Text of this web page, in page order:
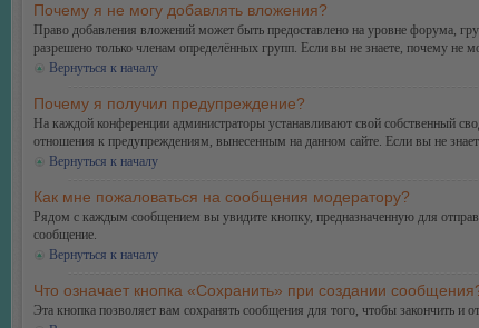
Почему я не могу добавлять вложения?
Право добавления вложений может быть предоставлено на уровне форума,
разрешено только членам определённых групп. Если вы не знаете, почему не
Вернуться к началу
Почему я получил предупреждение?
На каждой конференции администраторы устанавливают свой собственный
отношения к предупреждениям, вынесенным на данном сайте. Если вы не
Вернуться к началу
Как мне пожаловаться на сообщения модератору?
Рядом с каждым сообщением вы увидите кнопку, предназначенную для
сообщение.
Вернуться к началу
Что означает кнопка «Сохранить» при создании
Эта кнопка позволяет вам сохранять сообщения для того, чтобы закончить и